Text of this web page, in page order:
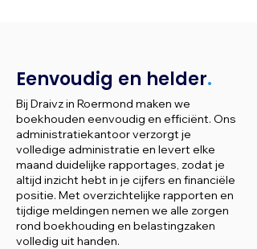
Eenvoudig en helder.
Bij Draivz in Roermond maken we
boekhouden eenvoudig en efficiënt. Ons
administratiekantoor verzorgt je
volledige administratie en levert elke
maand duidelijke rapportages, zodat je
altijd inzicht hebt in je cijfers en financiële
positie. Met overzichtelijke rapporten en
tijdige meldingen nemen we alle zorgen
rond boekhouding en belastingzaken
volledig uit handen.